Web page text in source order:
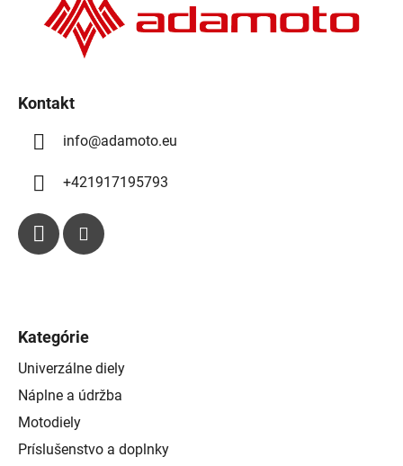
Kontakt
info@adamoto.eu
+421917195793
Kategórie
Univerzálne diely
Náplne a údržba
Motodiely
Príslušenstvo a doplnky